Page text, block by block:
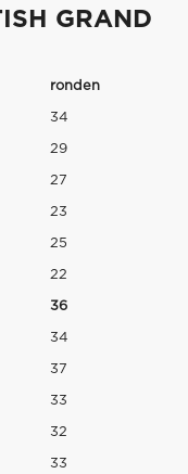
GRAND
ronden
34
29
27
23
25
22
36
34
37
33
32
33